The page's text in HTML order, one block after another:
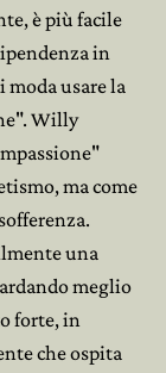
è più facile
in
moda usare la
Willy
ma come
una
meglio
forte, in
che ospita